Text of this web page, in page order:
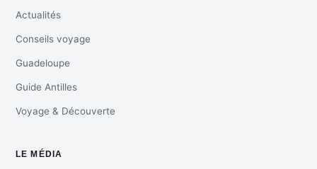
Actualités
Conseils voyage
Guadeloupe
Guide Antilles
Voyage & Découverte
LE MÉDIA